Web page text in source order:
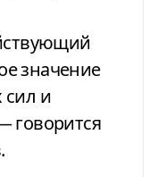
значение
сил и
говорится